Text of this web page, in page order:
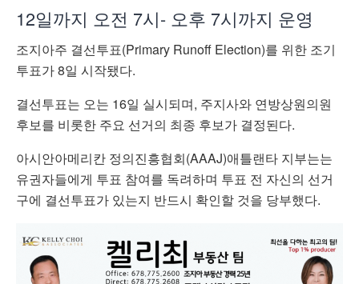
12일까지 오전 7시- 오후 7시까지 운영
조지아주 결선투표(Primary Runoff Election)를 위한 조기
투표가 8일 시작됐다.
결선투표는 오는 16일 실시되며, 주지사와 연방상원의원
후보를 비롯한 주요 선거의 최종 후보가 결정된다.
아시안아메리칸 정의진흥협회(AAAJ)애틀랜타 지부는는
유권자들에게 투표 참여를 독려하며 투표 전 자신의 선거
구에 결선투표가 있는지 반드시 확인할 것을 당부했다.